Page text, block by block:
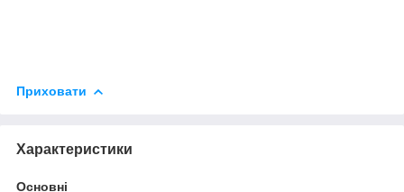
Приховати
Характеристики
Основні